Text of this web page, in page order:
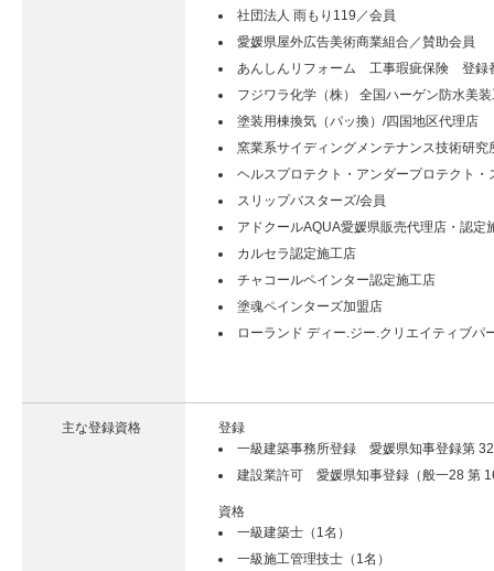
社団法人 雨もり119／会員
愛媛県屋外広告美術商業組合／賛助会員
あんしんリフォーム 工事瑕疵保険 登録
フジワラ化学（株） 全国ハーゲン防水美
塗装用棟換気（パッ換）/四国地区代理店
窯業系サイディングメンテナンス技術研
ヘルスプロテクト・アンダープロテクト
スリップバスターズ/会員
アドクールAQUA愛媛県販売代理店・認定
カルセラ認定施工店
チャコールペインター認定施工店
塗魂ペインターズ加盟店
ローランド ディー.ジー.クリエイティブパ
主な登録資格
登録
一級建築事務所登録 愛媛県知事登録第
建設業許可 愛媛県知事登録（般一28 第
資格
一級建築士（1名）
一級施工管理技士（1名）